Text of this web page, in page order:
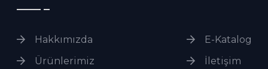
Hakkımızda
Ürünlerimiz
E-Katalog
İletişim